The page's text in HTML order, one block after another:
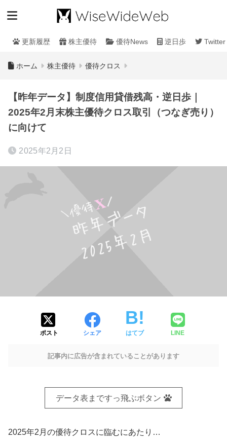
更新履歴 株主優待 優待News 逆日歩 Twitter
ホーム 株主優待 優待クロス
【昨年データ】制度信用貸借残高・逆日歩｜
2025年2月末株主優待クロス取引（つなぎ売り）
に向けて
2025年2月2日
ポスト シェア はてブ LINE
記事内に広告が含まれていることがあります
データ表まですっ飛ぶボタン
2025年2月の優待クロスに臨むにあたり…